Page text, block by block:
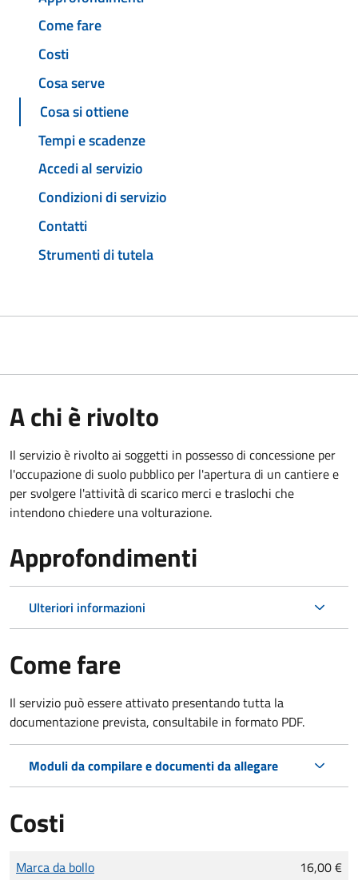
Come fare
Costi
Cosa serve
Cosa si ottiene
Tempi e scadenze
Accedi al servizio
Condizioni di servizio
Contatti
Strumenti di tutela
A chi è rivolto
Il servizio è rivolto ai soggetti in possesso di concessione per
l'occupazione di suolo pubblico per l'apertura di un cantiere e
per svolgere l'attività di scarico merci e traslochi che
intendono chiedere una volturazione.
Approfondimenti
Ulteriori informazioni
Come fare
Il servizio può essere attivato presentando tutta la
documentazione prevista, consultabile in formato PDF.
Moduli da compilare e documenti da allegare
Costi
Tipo di pagamento
Importo
Marca da bollo 16,00 €